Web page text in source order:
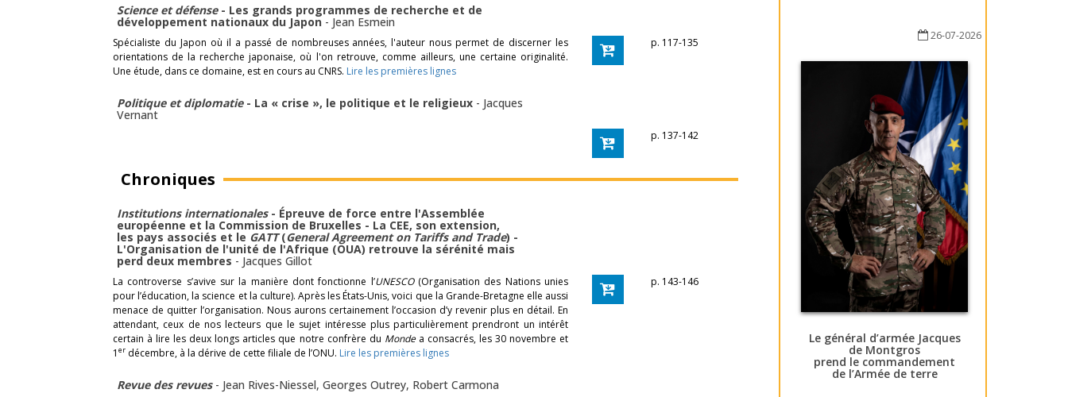
Science et défense- Les grands programmes de recherche et de
développement nationaux du Japon - Jean Esmein
Spécialiste du Japon où il a passé de nombreuses années, l'auteur nous permet de discerner les
orientations de la recherche japonaise, où l'on retrouve, comme ailleurs, une certaine originalité.
Une étude, dans ce domaine, est en cours au CNRS. Lire les premières lignes
p. 117-135
Politique et diplomatie- La « crise », le politique et le religieux - Jacques
Vernant
p. 137-142
Chroniques
Institutions internationales- Épreuve de force entre l'Assemblée
européenne et la Commission de Bruxelles - La CEE, son extension,
les pays associés et le GATT(General Agreement on Tariffs and Trade) -
L'Organisation de l'unité de l'Afrique (OUA) retrouve la sérénité mais
perd deux membres - Jacques Gillot
La controverse s’avive sur la manière dont fonctionne l’UNESCO(Organisation des Nations unies
pour l’éducation, la science et la culture). Après les États-Unis, voici que la Grande-Bretagne elle aussi
menace de quitter l’organisation. Nous aurons certainement l’occasion d’y revenir plus en détail. En
attendant, ceux de nos lecteurs que le sujet intéresse plus particulièrement prendront un intérêt
certain à lire les deux longs articles que notre confrère du Monde a consacrés, les 30 novembre et
1 er décembre, à la dérive de cette filiale de l’ONU. Lire les premières lignes
p. 143-146
Revue des revues - Jean Rives-Niessel, Georges Outrey, Robert Carmona
26-07-2026
Le général d’armée Jacques
de Montgros
prend le commandement
de l’Armée de terre